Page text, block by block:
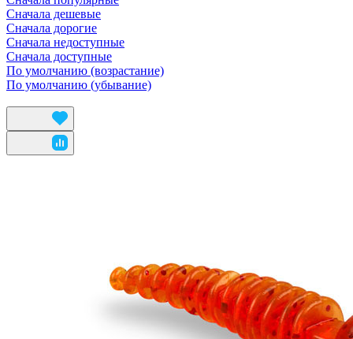
Сначала дешевые
Сначала дорогие
Сначала недоступные
Сначала доступные
По умолчанию (возрастание)
По умолчанию (убывание)